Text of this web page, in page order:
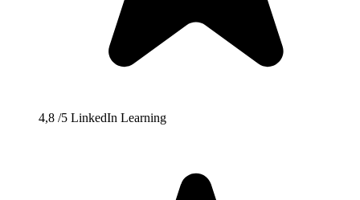
4,8 /5 LinkedIn Learning